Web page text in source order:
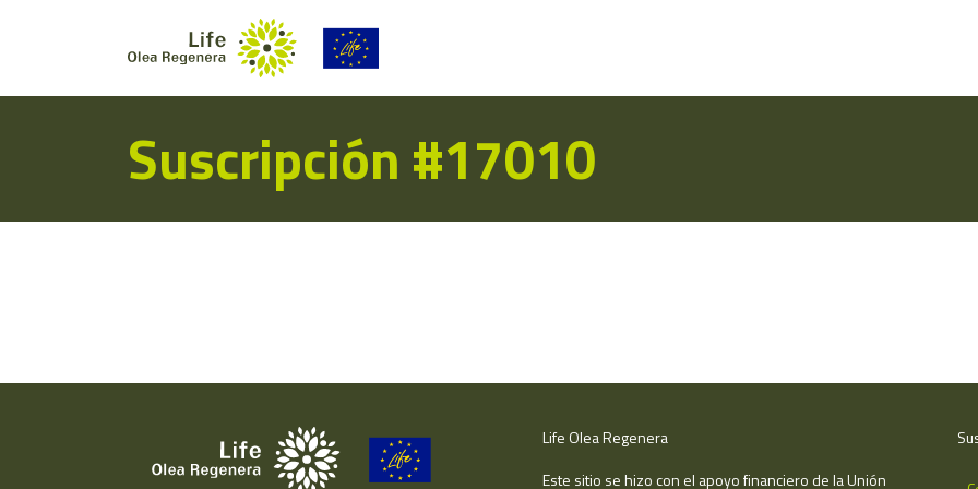
Suscripción #17010
Life Olea Regenera
Este sitio se hizo con el apoyo financiero de la Unión